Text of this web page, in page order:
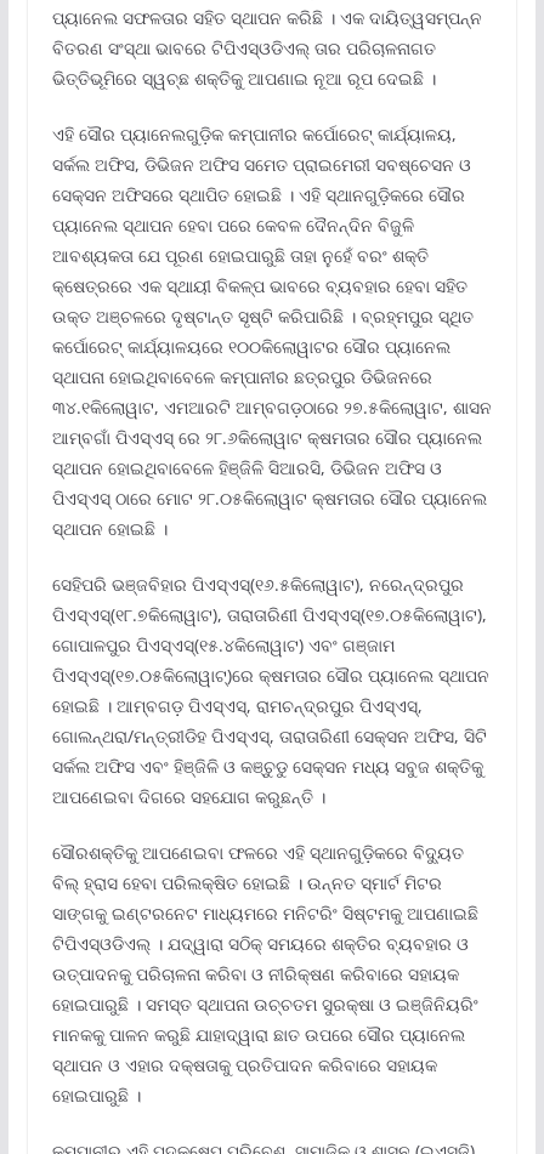
ପ୍ୟାନେଲ ସଫଳତାର ସହିତ ସ୍ଥାପନ କରିଛି । ଏକ ଦାୟିତ୍ୱସମ୍ପନ୍ନ
ବିତରଣ ସଂସ୍ଥା ଭାବରେ ଟିପିଏସ୍ଓଡିଏଲ୍ ତାର ପରିଚାଳନାଗତ
ଭିତ୍ତିଭୂମିରେ ସ୍ୱଚ୍ଛ ଶକ୍ତିକୁ ଆପଣାଇ ନୂଆ ରୂପ ଦେଇଛି ।
ଏହି ସୌର ପ୍ୟାନେଲଗୁଡ଼ିକ କମ୍ପାନୀର କର୍ପୋରେଟ୍ କାର୍ଯ୍ୟାଳୟ,
ସର୍କଲ ଅଫିସ, ଡିଭିଜନ ଅଫିସ ସମେତ ପ୍ରାଇମେରୀ ସବଷ୍ଚେସନ ଓ
ସେକ୍ସନ ଅଫିସରେ ସ୍ଥାପିତ ହୋଇଛି । ଏହି ସ୍ଥାନଗୁଡ଼ିକରେ ସୌର
ପ୍ୟାନେଲ ସ୍ଥାପନ ହେବା ପରେ କେବଳ ଦୈନନ୍ଦିନ ବିଜୁଳି
ଆବଶ୍ୟକତା ଯେ ପୂରଣ ହୋଇପାରୁଛି ତାହା ନୁହେଁ ବରଂ ଶକ୍ତି
କ୍ଷେତ୍ରରେ ଏକ ସ୍ଥାୟୀ ବିକଳ୍ପ ଭାବରେ ବ୍ୟବହାର ହେବା ସହିତ
ଉକ୍ତ ଅଞ୍ଚଳରେ ଦୃଷ୍ଟାନ୍ତ ସୃଷ୍ଟି କରିପାରିଛି । ବ୍ରହ୍ମପୁର ସ୍ଥିତ
କର୍ପୋରେଟ୍ କାର୍ଯ୍ୟାଳୟରେ ୧୦୦କିଲୋୱାଟର ସୌର ପ୍ୟାନେଲ
ସ୍ଥାପନା ହୋଇଥିବାବେଳେ କମ୍ପାନୀର ଛତ୍ରପୁର ଡିଭିଜନରେ
୩୪.୧କିଲୋୱାଟ, ଏମଆରଟି ଆମ୍ବଗଡ଼ଠାରେ ୨୭.୫କିଲୋୱାଟ, ଶାସନ
ଆମ୍ବଗାଁ ପିଏସ୍ଏସ୍ ରେ ୨୮.୬କିଲୋୱାଟ କ୍ଷମତାର ସୌର ପ୍ୟାନେଲ
ସ୍ଥାପନ ହୋଇଥିବାବେଳେ ହିଞ୍ଜିଳି ସିଆରସି, ଡିଭିଜନ ଅଫିସ ଓ
ପିଏସ୍ଏସ୍ ଠାରେ ମୋଟ ୨୮.୦୫କିଲୋୱାଟ କ୍ଷମତାର ସୌର ପ୍ୟାନେଲ
ସ୍ଥାପନ ହୋଇଛି ।
ସେହିପରି ଭଞ୍ଜବିହାର ପିଏସ୍ଏସ୍(୧୬.୫କିଲୋୱାଟ), ନରେନ୍ଦ୍ରପୁର
ପିଏସ୍ଏସ୍(୧୮.୭କିଲୋୱାଟ), ତାରାତାରିଣୀ ପିଏସ୍ଏସ୍(୧୭.୦୫କିଲୋୱାଟ),
ଗୋପାଳପୁର ପିଏସ୍ଏସ୍(୧୫.୪କିଲୋୱାଟ) ଏବଂ ଗଞ୍ଜାମ
ପିଏସ୍ଏସ୍(୧୭.୦୫କିଲୋୱାଟ୍)ରେ କ୍ଷମତାର ସୌର ପ୍ୟାନେଲ ସ୍ଥାପନ
ହୋଇଛି । ଆମ୍ବଗଡ଼ ପିଏସ୍ଏସ୍, ରାମଚନ୍ଦ୍ରପୁର ପିଏସ୍ଏସ୍,
ଗୋଲନ୍ଥରା/ମନ୍ତ୍ରୀଡିହ ପିଏସ୍ଏସ୍, ତାରାତାରିଣୀ ସେକ୍ସନ ଅଫିସ, ସିଟି
ସର୍କଲ ଅଫିସ ଏବଂ ହିଞ୍ଜିଳି ଓ କଞ୍ଚୁଡୁ ସେକ୍ସନ ମଧ୍ୟ ସବୁଜ ଶକ୍ତିକୁ
ଆପଣେଇବା ଦିଗରେ ସହଯୋଗ କରୁଛନ୍ତି ।
ସୌରଶକ୍ତିକୁ ଆପଣେଇବା ଫଳରେ ଏହି ସ୍ଥାନଗୁଡ଼ିକରେ ବିଦ୍ୟୁତ
ବିଲ୍ ହ୍ରାସ ହେବା ପରିଲକ୍ଷିତ ହୋଇଛି । ଉନ୍ନତ ସ୍ମାର୍ଟ ମିଟର
ସାଙ୍ଗକୁ ଇଣ୍ଟରନେଟ ମାଧ୍ୟମରେ ମନିଟରିଂ ସିଷ୍ଟମକୁ ଆପଣାଇଛି
ଟିପିଏସ୍ଓଡିଏଲ୍ । ଯଦ୍ୱାରା ସଠିକ୍ ସମୟରେ ଶକ୍ତିର ବ୍ୟବହାର ଓ
ଉତ୍ପାଦନକୁ ପରିଚାଳନା କରିବା ଓ ନୀରିକ୍ଷଣ କରିବାରେ ସହାୟକ
ହୋଇପାରୁଛି । ସମସ୍ତ ସ୍ଥାପନା ଉଚ୍ଚତମ ସୁରକ୍ଷା ଓ ଇଞ୍ଜିନିୟରିଂ
ମାନକକୁ ପାଳନ କରୁଛି ଯାହାଦ୍ୱାରା ଛାତ ଉପରେ ସୌର ପ୍ୟାନେଲ
ସ୍ଥାପନ ଓ ଏହାର ଦକ୍ଷତାକୁ ପ୍ରତିପାଦନ କରିବାରେ ସହାୟକ
ହୋଇପାରୁଛି ।